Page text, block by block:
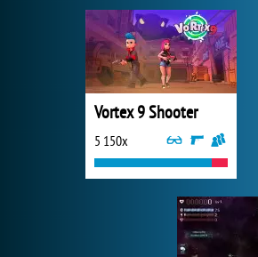
Vortex 9 Shooter
5 150x